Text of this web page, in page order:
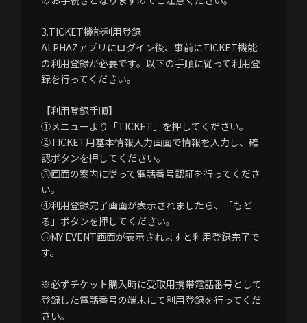
3.TICKET機能利用登録
ALPHAZアプリにログイン後、事前にTICKET機能
の利用登録が必要です。以下の手順に従って利用登
録を行ってください。
【利用登録手順】
①メニューより「TICKET」を押してください。
②TICKET用基本情報入力画面で情報を入力し、確
認ボタンを押してください。
③画面の案内に従って電話番号認証を行ってくださ
い。
④利用登録完了画面が表示されましたら、「もど
る」ボタンを押してください。
⑤MY EVENT画面が表示されますと利用登録完了で
す。
※必ずチケット購入時に受取用携帯電話番号として
登録した電話番号の端末にて利用登録を行ってくだ
さい。